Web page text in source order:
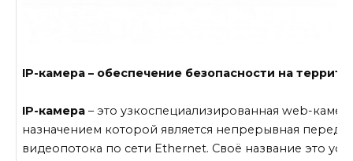
IP-камера – обеспечение безопасности на
IP-камера – это узкоспециализированная web-
назначением которой является непрерывная
видеопотока по сети Ethernet. Своё название это